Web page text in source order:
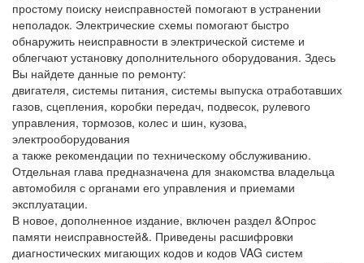
простому поиску неисправностей помогают в устранении
неполадок. Электрические схемы помогают быстро
обнаружить неисправности в электрической системе и
облегчают установку дополнительного оборудования. Здесь
Вы найдете данные по ремонту:
двигателя, системы питания, системы выпуска отработавших
газов, сцепления, коробки передач, подвесок, рулевого
управления, тормозов, колес и шин, кузова,
электрооборудования
а также рекомендации по техническому обслуживанию.
Отдельная глава предназначена для знакомства владельца
автомобиля с органами его управления и приемами
эксплуатации.
В новое, дополненное издание, включен раздел &Опрос
памяти неисправностей&. Приведены расшифровки
диагностических мигающих кодов и кодов VAG систем